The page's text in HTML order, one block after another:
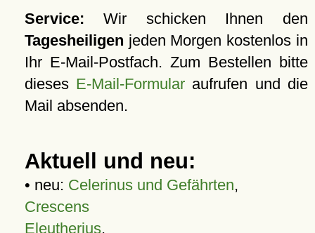
Service: Wir schicken Ihnen den
Tagesheiligen jeden Morgen kostenlos in
Ihr E-Mail-Postfach. Zum Bestellen bitte
dieses E-Mail-Formular aufrufen und die
Mail absenden.
Aktuell und neu:
• neu: Celerinus und Gefährten,
Crescens
Eleutherius,